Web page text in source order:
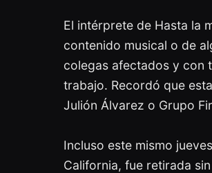
El intérprete de Hasta la
contenido musical o de
colegas afectados y con
trabajo. Recordó que
Julión Álvarez o Grupo
Incluso este mismo
California, fue retirada